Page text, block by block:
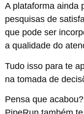
A plataforma ainda
pesquisas de
que pode ser
a qualidade do
Tudo isso para te
na tomada de
Pensa que